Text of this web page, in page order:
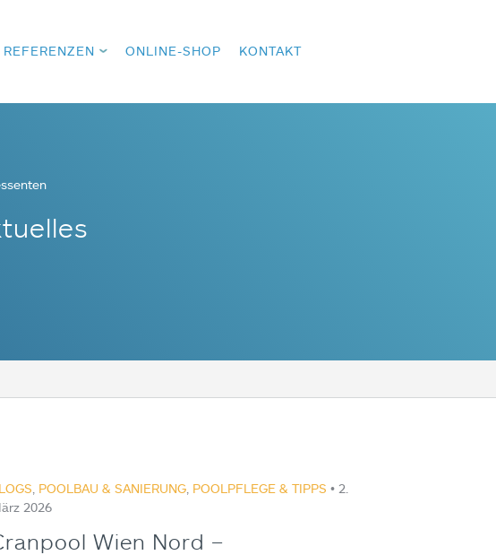
REFERENZEN ONLINE-SHOP KONTAKT
POOLBAU & SANIERUNG POOLPFLEGE & TIPPS • 2.
2026
Wien Nord –